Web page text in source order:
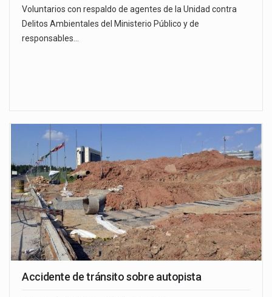
Voluntarios con respaldo de agentes de la Unidad contra
Delitos Ambientales del Ministerio Público y de
responsables…
Accidente de tránsito sobre autopista